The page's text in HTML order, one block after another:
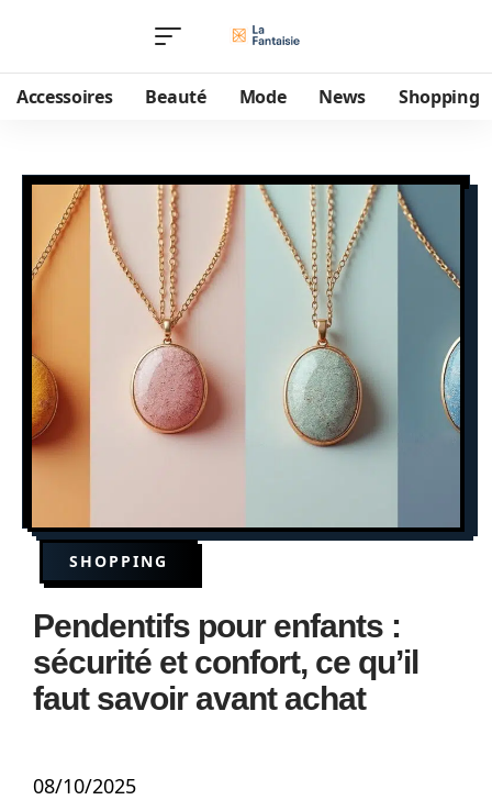
Accessoires Beauté Mode News Shopping
SHOPPING
Pendentifs pour enfants :
sécurité et confort, ce qu’il
faut savoir avant achat
08/10/2025